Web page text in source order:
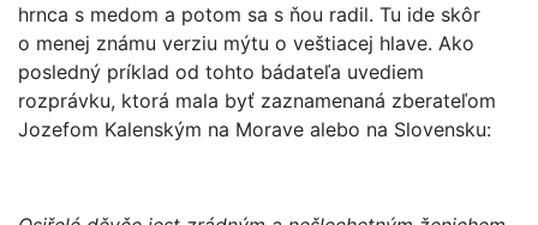
hrnca s medom a potom sa s ňou radil. Tu ide skôr
o menej známu verziu mýtu o veštiacej hlave. Ako
posledný príklad od tohto bádateľa uvediem
rozprávku, ktorá mala byť zaznamenaná zberateľom
Jozefom Kalenským na Morave alebo na Slovensku: